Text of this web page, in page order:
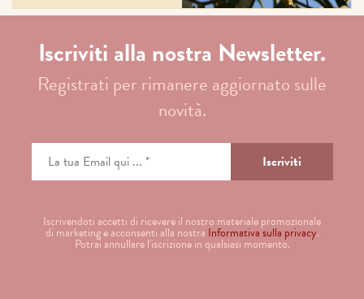
Iscriviti alla nostra Newsletter.
Registrati per rimanere aggiornato sulle
novità.
Iscrivendoti accetti di ricevere il nostro materiale promozionale
di marketing e acconsenti alla nostra Informativa sulla privacy.
Potrai annullare l'iscrizione in qualsiasi momento.